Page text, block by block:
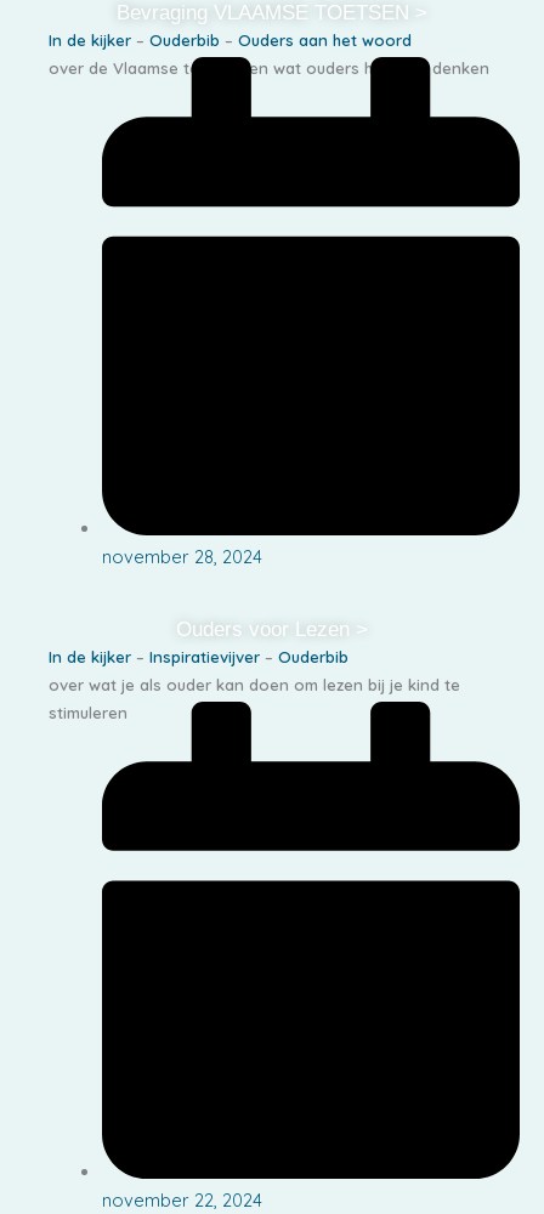
Bevraging VLAAMSE TOETSEN >
In de kijker – Ouderbib – Ouders aan het woord
over de Vlaamse toetsen en wat ouders hierover denken
november 28, 2024
Ouders voor Lezen >
In de kijker – Inspiratievijver – Ouderbib
over wat je als ouder kan doen om lezen bij je kind te
stimuleren
november 22, 2024